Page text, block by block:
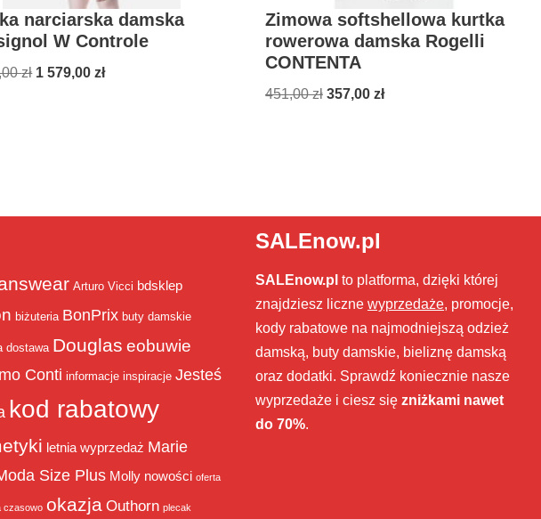
narciarska damska
W Controle
zł 1 579,00zł
Zimowa softshellowa kurtka
rowerowa damska Rogelli
CONTENTA
451,00zł 357,00 zł
Arturo Vicci bdsklep
biżuteria BonPrix buty damskie
dostawa Douglas eobuwie
Conti informacje inspiracje Jesteś
kod rabatowy
letnia wyprzedaż Marie
Size Plus Molly nowości oferta
czasowo okazja Outhorn plecak
SALEnow.pl
SALEnow.pl to platforma, dzięki której
znajdziesz liczne wyprzedaże, promocje,
kody rabatowe na najmodniejszą odzież
damską, buty damskie, bieliznę damską
oraz dodatki. Sprawdź koniecznie nasze
wyprzedaże i ciesz się zniżkami nawet
do 70%.